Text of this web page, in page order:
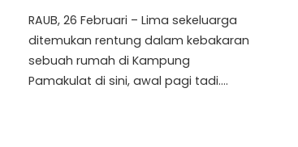
RAUB, 26 Februari – Lima sekeluarga
ditemukan rentung dalam kebakaran
sebuah rumah di Kampung
Pamakulat di sini, awal pagi tadi.…